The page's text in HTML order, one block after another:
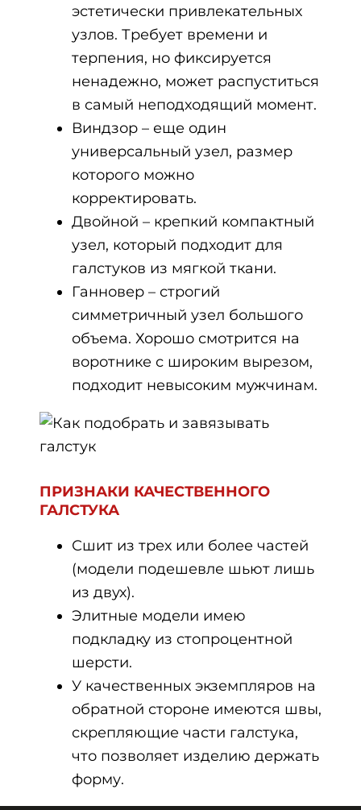
эстетически привлекательных
узлов. Требует времени и
терпения, но фиксируется
ненадежно, может распуститься
в самый неподходящий момент.
Виндзор – еще один
универсальный узел, размер
которого можно
корректировать.
Двойной – крепкий компактный
узел, который подходит для
галстуков из мягкой ткани.
Ганновер – строгий
симметричный узел большого
объема. Хорошо смотрится на
воротнике с широким вырезом,
подходит невысоким мужчинам.
ПРИЗНАКИ КАЧЕСТВЕННОГО
ГАЛСТУКА
Сшит из трех или более частей
(модели подешевле шьют лишь
из двух).
Элитные модели имею
подкладку из стопроцентной
шерсти.
У качественных экземпляров на
обратной стороне имеются швы,
скрепляющие части галстука,
что позволяет изделию держать
форму.